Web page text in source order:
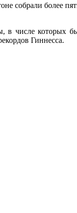
собрали более
в числе
Гиннесса.